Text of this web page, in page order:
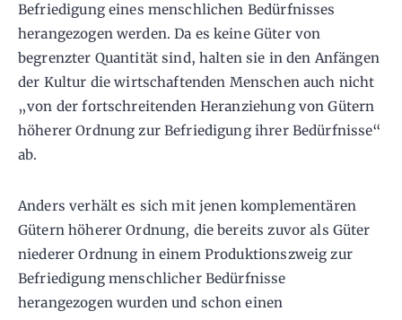
Befriedigung eines menschlichen Bedürfnisses
herangezogen werden. Da es keine Güter von
begrenzter Quantität sind, halten sie in den Anfängen
der Kultur die wirtschaftenden Menschen auch nicht
„von der fortschreitenden Heranziehung von Gütern
höherer Ordnung zur Befriedigung ihrer Bedürfnisse“
ab.
Anders verhält es sich mit jenen komplementären
Gütern höherer Ordnung, die bereits zuvor als Güter
niederer Ordnung in einem Produktionszweig zur
Befriedigung menschlicher Bedürfnisse
herangezogen wurden und schon einen